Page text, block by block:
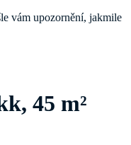
vám upozornění, jakmile
45 m²